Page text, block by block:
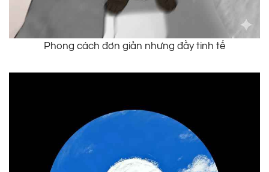
Phong cách đơn giản nhưng đầy tinh tế